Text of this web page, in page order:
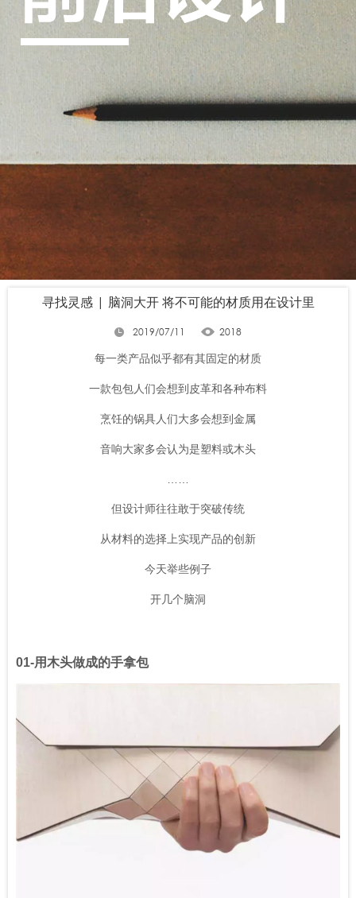
寻找灵感 | 脑洞大开 将不可能的材质用在设计里
2019/07/11 2018
每一类产品似乎都有其固定的材质
一款包包人们会想到皮革和各种布料
烹饪的锅具人们大多会想到金属
音响大家多会认为是塑料或木头
但设计师往往敢于突破传统
从材料的选择上实现产品的创新
今天举些例子
开几个脑洞
01-用木头做成的手拿包